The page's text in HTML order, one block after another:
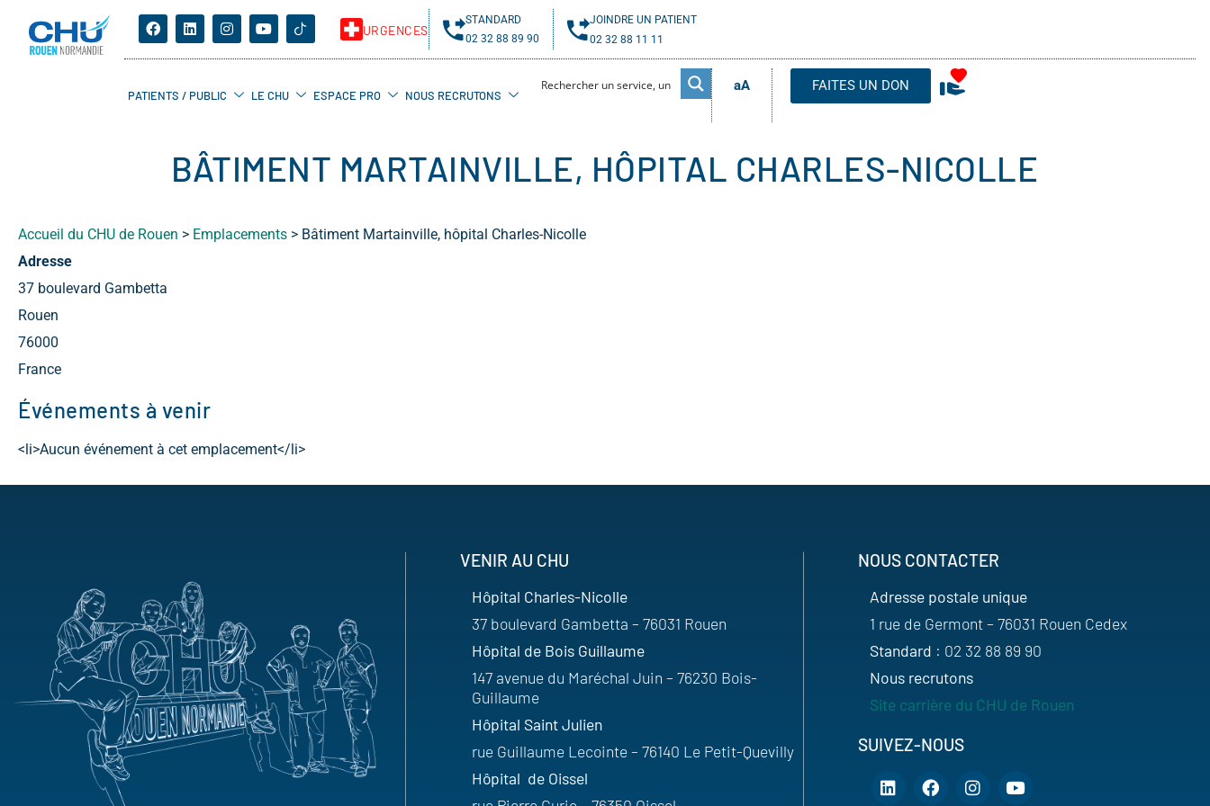
URGENCES
STANDARD
02 32 88 89 90
JOINDRE UN PATIENT
02 32 88 11 11
PATIENTS / PUBLIC LE CHU ESPACE PRO NOUS RECRUTONS
aA FAITES UN DON
BÂTIMENT MARTAINVILLE, HÔPITAL CHARLES-NICOLLE
Accueil du CHU de Rouen > Emplacements > Bâtiment Martainville, hôpital Charles-Nicolle
Adresse
37 boulevard Gambetta
Rouen
76000
France
Événements à venir
<li>Aucun événement à cet emplacement</li>
VENIR AU CHU
Hôpital Charles-Nicolle
37 boulevard Gambetta – 76031 Rouen
Hôpital de Bois Guillaume
147 avenue du Maréchal Juin – 76230 Bois-
Guillaume
Hôpital Saint Julien
rue Guillaume Lecointe – 76140 Le Petit-Quevilly
Hôpital de Oissel
NOUS CONTACTER
Adresse postale unique
1 rue de Germont – 76031 Rouen Cedex
Standard : 02 32 88 89 90
Nous recrutons
Site carrière du CHU de Rouen
SUIVEZ-NOUS